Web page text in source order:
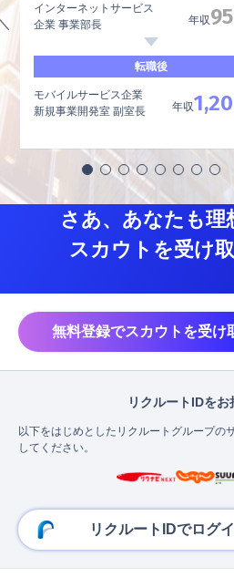
インターネットサービス
企業 事業部長
年収
転職後
モバイルサービス企業
新規事業開発室 副室長
年収
さあ、あなたも理
スカウトを受け
無料登録でスカウトを受け
リクルートIDをお
以下をはじめとしたリクルートグループの
してください。
リクルートIDでログ